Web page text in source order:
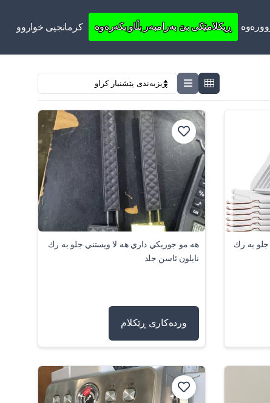
ڕیکلامێکی بێ بەرامبەر بڵاو بکەرەوە کرمانجیی خواروو
به رك
هه مو جوريكي داري هه لا ويستني جلو به رك
نايلون ئاسن جلد
وردەکاری ڕێکلام